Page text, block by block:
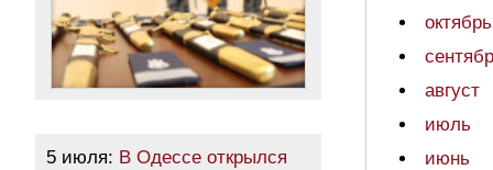
5 июля: В Одессе открылся
октябрь
август
июль
июнь